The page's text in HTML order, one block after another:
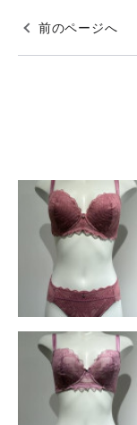
前のページへ